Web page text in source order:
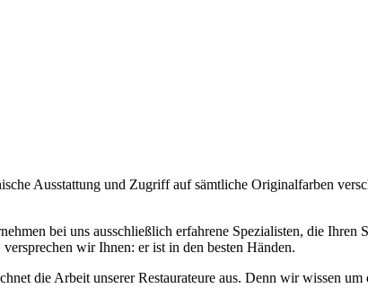
Ausstattung und Zugriff auf sämtliche Originalfarben
bei uns ausschließlich erfahrene Spezialisten, die
wir Ihnen: er ist in den besten Händen.
die Arbeit unserer Restaurateure aus. Denn wir wissen